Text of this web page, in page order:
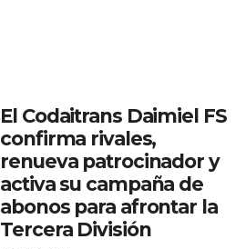
El Codaitrans Daimiel FS
confirma rivales,
renueva patrocinador y
activa su campaña de
abonos para afrontar la
Tercera División